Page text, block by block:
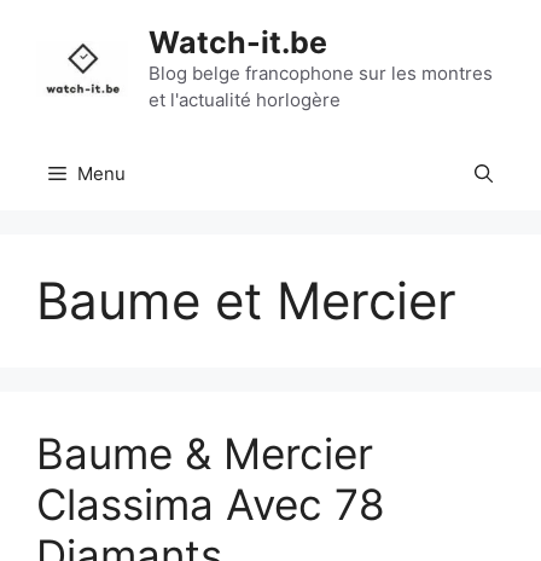
contenu
Watch-it.be
Blog belge francophone sur les montres
et l'actualité horlogère
Menu
Baume et Mercier
Baume & Mercier
Classima Avec 78